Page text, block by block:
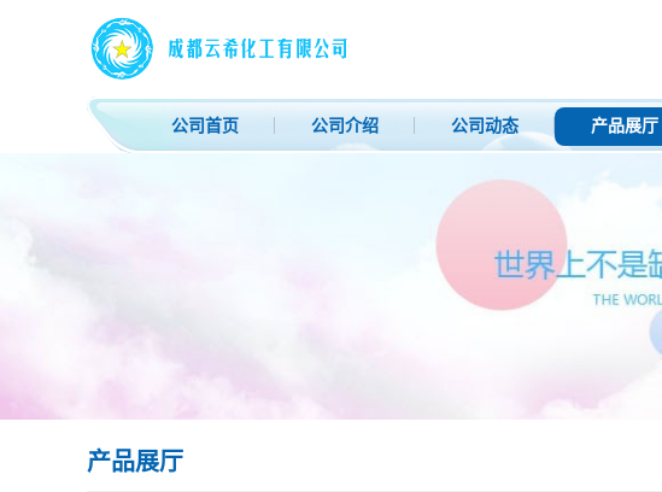
公司首页 公司介绍 公司动态 产品展厅
产品展厅